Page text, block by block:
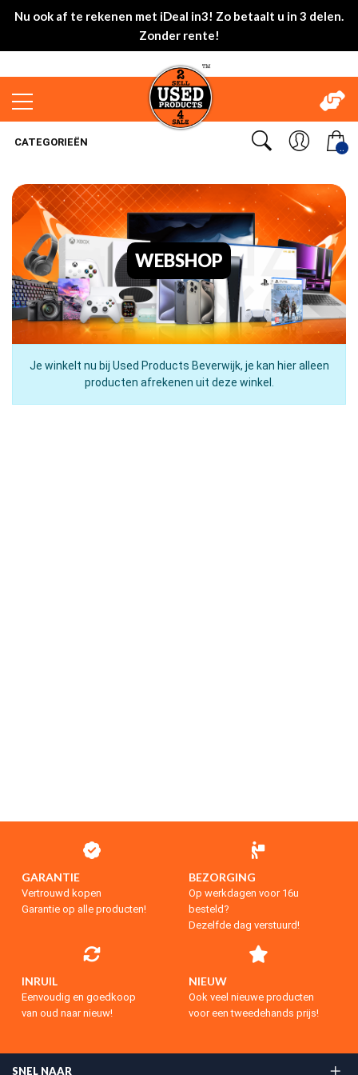
Nu ook af te rekenen met iDeal in3! Zo betaalt u in 3 delen.
Zonder rente!
..
CATEGORIEËN
WEBSHOP
Je winkelt nu bij Used Products Beverwijk, je kan hier alleen
producten afrekenen uit deze winkel.
GARANTIE
Vertrouwd kopen
Garantie op alle producten!
BEZORGING
Op werkdagen voor 16u
besteld?
Dezelfde dag verstuurd!
INRUIL
Eenvoudig en goedkoop
van oud naar nieuw!
NIEUW
Ook veel nieuwe producten
voor een tweedehands prijs!
SNEL NAAR